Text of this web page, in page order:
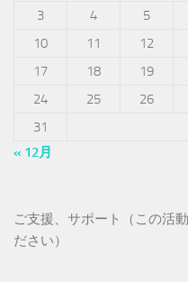
3
4 5
10
11 12
17
18 19
24
25 26
31
« 12月
ご支援、サポート（この活
ださい）